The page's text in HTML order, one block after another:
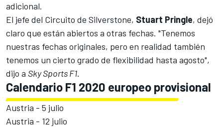
adicional.
El jefe del Circuito de Silverstone, Stuart Pringle, dejó
claro que están abiertos a otras fechas. "Tenemos
nuestras fechas originales, pero en realidad también
tenemos un cierto grado de flexibilidad hasta agosto",
dijo a Sky Sports F1.
Calendario F1 2020 europeo provisional
Austria - 5 julio
Austria - 12 julio